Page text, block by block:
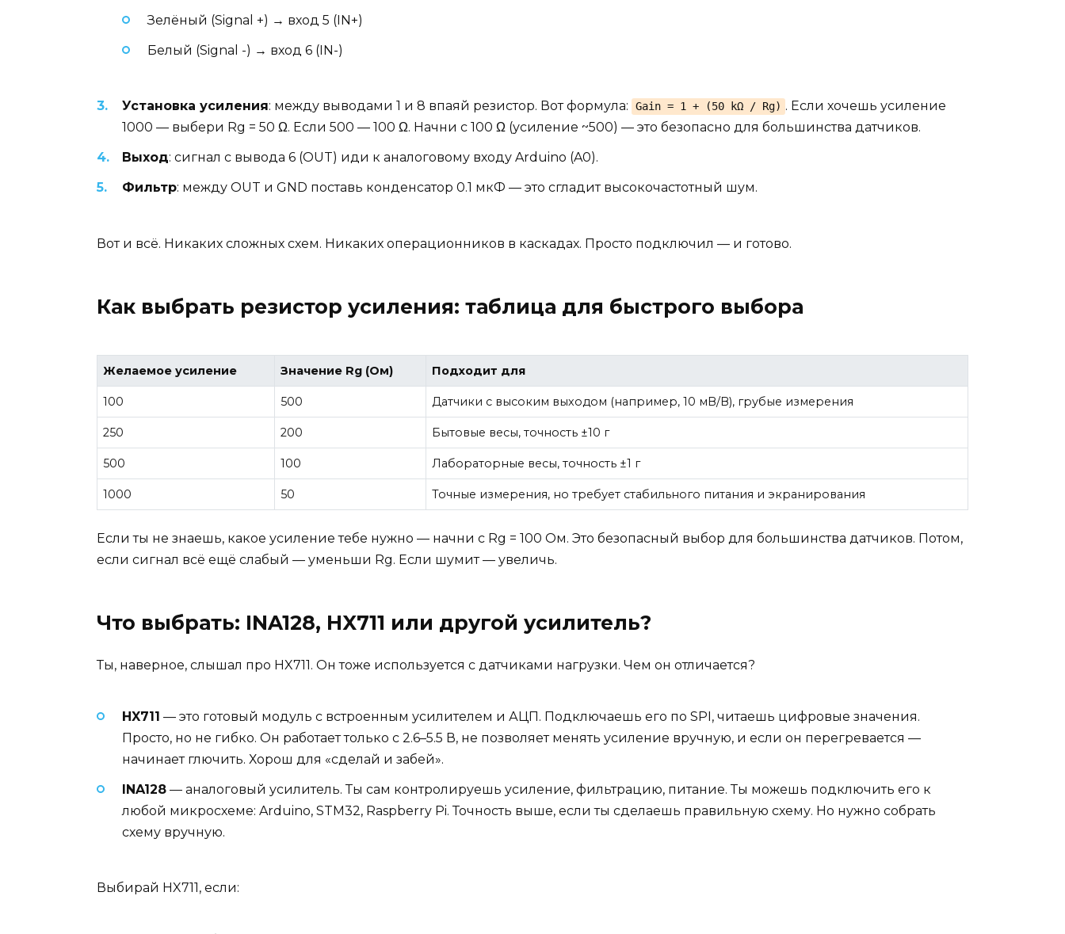
Зелёный (Signal +) → вход 5 (IN+)
Белый (Signal -) → вход 6 (IN-)
Установка усиления: между выводами 1 и 8 впаяй резистор. Вот формула: Gain = 1 + (50 kΩ / Rg) . Если хочешь усиление
1000 — выбери Rg = 50 Ω. Если 500 — 100 Ω. Начни с 100 Ω (усиление ~500) — это безопасно для большинства датчиков.
Выход: сигнал с вывода 6 (OUT) иди к аналоговому входу Arduino (A0).
Фильтр: между OUT и GND поставь конденсатор 0.1 мкФ — это сгладит высокочастотный шум.
Вот и всё. Никаких сложных схем. Никаких операционников в каскадах. Просто подключил — и готово.
Как выбрать резистор усиления: таблица для быстрого выбора
Желаемое усиление Значение Rg (Ом) Подходит для
100 500 Датчики с высоким выходом (например, 10 мВ/В), грубые измерения
250 200 Бытовые весы, точность ±10 г
500 100 Лабораторные весы, точность ±1 г
1000 50 Точные измерения, но требует стабильного питания и экранирования
Если ты не знаешь, какое усиление тебе нужно — начни с Rg = 100 Ом. Это безопасный выбор для большинства датчиков. Потом,
если сигнал всё ещё слабый — уменьши Rg. Если шумит — увеличь.
Что выбрать: INA128, HX711 или другой усилитель?
Ты, наверное, слышал про HX711. Он тоже используется с датчиками нагрузки. Чем он отличается?
HX711 — это готовый модуль с встроенным усилителем и АЦП. Подключаешь его по SPI, читаешь цифровые значения.
Просто, но не гибко. Он работает только с 2.6–5.5 В, не позволяет менять усиление вручную, и если он перегревается —
начинает глючить. Хорош для «сделай и забей».
INA128 — аналоговый усилитель. Ты сам контролируешь усиление, фильтрацию, питание. Ты можешь подключить его к
любой микросхеме: Arduino, STM32, Raspberry Pi. Точность выше, если ты сделаешь правильную схему. Но нужно собрать
схему вручную.
Выбирай HX711, если: